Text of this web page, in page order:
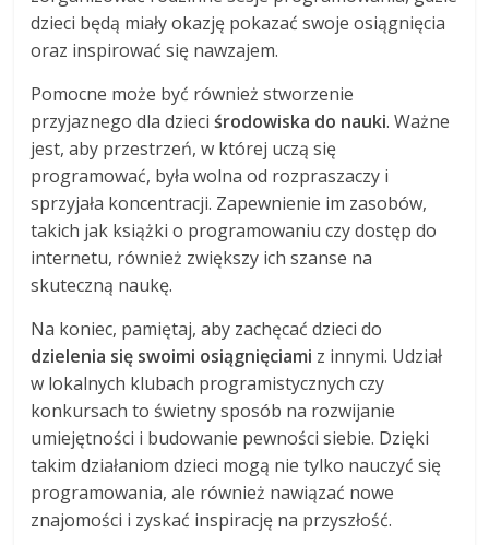
dzieci będą miały okazję pokazać swoje osiągnięcia
oraz inspirować się nawzajem.
Pomocne może być również stworzenie
przyjaznego dla dzieciśrodowiska do nauki. Ważne
jest, aby przestrzeń, w której uczą się
programować, była wolna od rozpraszaczy i
sprzyjała koncentracji. Zapewnienie im zasobów,
takich jak książki o programowaniu czy dostęp do
internetu, również zwiększy ich szanse na
skuteczną naukę.
Na koniec, pamiętaj, aby zachęcać dzieci do
dzielenia się swoimi osiągnięciami z innymi. Udział
w lokalnych klubach programistycznych czy
konkursach to świetny sposób na rozwijanie
umiejętności i budowanie pewności siebie. Dzięki
takim działaniom dzieci mogą nie tylko nauczyć się
programowania, ale również nawiązać nowe
znajomości i zyskać inspirację na przyszłość.